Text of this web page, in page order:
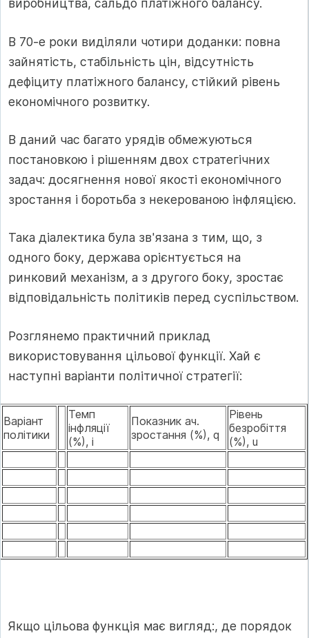
виробництва, сальдо платіжного балансу.
В 70-е роки виділяли чотири доданки: повна
зайнятість, стабільність цін, відсутність
дефіциту платіжного балансу, стійкий рівень
економічного розвитку.
В даний час багато урядів обмежуються
постановкою і рішенням двох стратегічних
задач: досягнення нової якості економічного
зростання і боротьба з некерованою інфляцією.
Така діалектика була зв'язана з тим, що, з
одного боку, держава орієнтується на
ринковий механізм, а з другого боку, зростає
відповідальність політиків перед суспільством.
Розглянемо практичний приклад
використовування цільової функції. Хай є
наступні варіанти політичної стратегії:
Варіант
політики
Темп
інфляції
(%), i
Показник ач.
зростання (%), q
Рівень
безробіття
(%), u
Якщо цільова функція має вигляд:, де порядок